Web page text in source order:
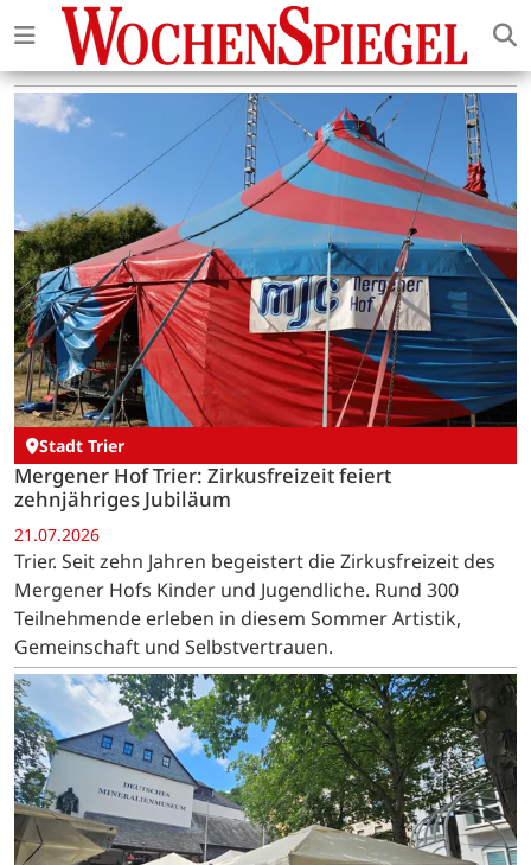
Stadt Trier
Mergener Hof Trier: Zirkusfreizeit feiert
zehnjähriges Jubiläum
21.07.2026
Trier. Seit zehn Jahren begeistert die Zirkusfreizeit des
Mergener Hofs Kinder und Jugendliche. Rund 300
Teilnehmende erleben in diesem Sommer Artistik,
Gemeinschaft und Selbstvertrauen.